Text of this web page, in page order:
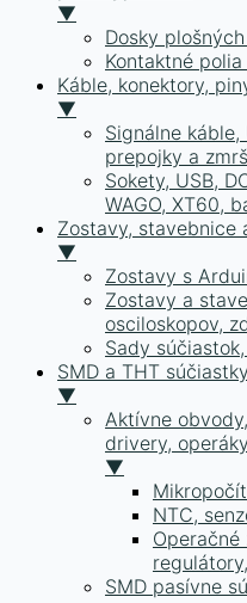
▼
Dosky
Kontaktné
Káble, konektory,
▼
Signálne
prepojky a
Sokety, USB,
WAGO, XT60,
Zostavy, stavebnice
▼
Zostavy s
Zostavy a
osciloskopov,
Sady
SMD a THT
▼
Aktívne
drivery,
▼
NTC,
SMD pasívne